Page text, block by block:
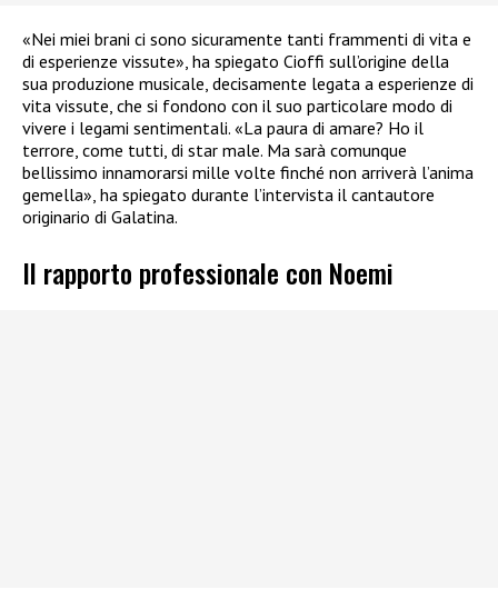
«Nei miei brani ci sono sicuramente tanti frammenti di vita e
di esperienze vissute», ha spiegato Cioffi sull’origine della
sua produzione musicale, decisamente legata a esperienze di
vita vissute, che si fondono con il suo particolare modo di
vivere i legami sentimentali. «La paura di amare? Ho il
terrore, come tutti, di star male. Ma sarà comunque
bellissimo innamorarsi mille volte finché non arriverà l’anima
gemella», ha spiegato durante l’intervista il cantautore
originario di Galatina.
Il rapporto professionale con Noemi